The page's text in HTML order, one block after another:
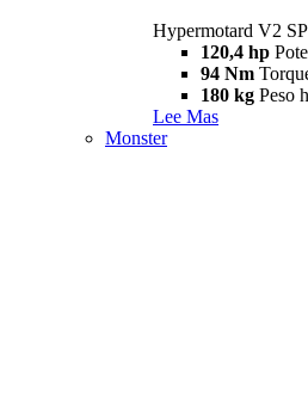
Hypermotard V2
120,4 hp
94 Nm
180 kg Peso
Lee Mas
Monster